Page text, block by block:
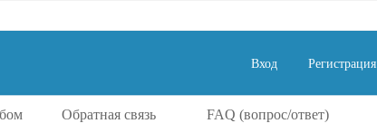
Вход Регистрация
Обратная связь FAQ (вопрос/ответ)